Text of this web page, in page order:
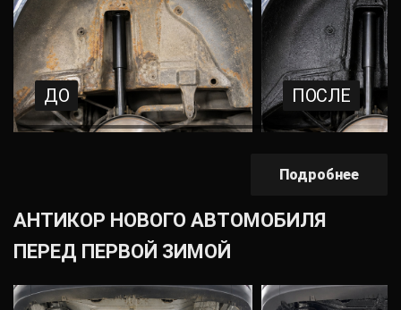
ДО ПОСЛЕ
Подробнее
АНТИКОР НОВОГО АВТОМОБИЛЯ
ПЕРЕД ПЕРВОЙ ЗИМОЙ